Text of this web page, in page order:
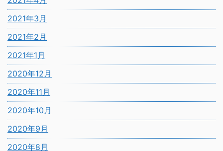
2021年3月
2021年2月
2021年1月
2020年12月
2020年11月
2020年10月
2020年9月
2020年8月